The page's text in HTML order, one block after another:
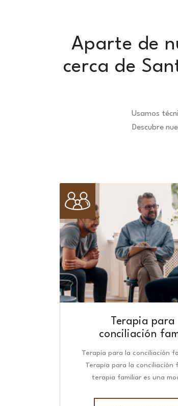
Aparte de
cerca de
Usamos
Descubre
Terapia para
conciliación
Terapia para la conciliación
Terapia para la conciliación
terapia familiar es una